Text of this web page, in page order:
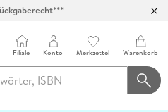
Filiale Konto Merkzettel Warenkorb